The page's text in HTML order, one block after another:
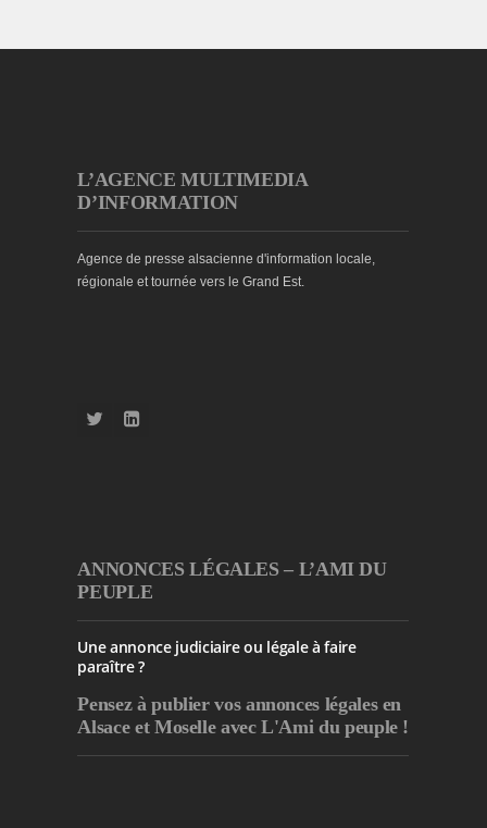
L’AGENCE MULTIMEDIA
D’INFORMATION
Agence de presse alsacienne d'information locale,
régionale et tournée vers le Grand Est.
ANNONCES LÉGALES – L’AMI DU
PEUPLE
Une annonce judiciaire ou légale à faire
paraître ?
Pensez à publiervos annonces légales en
Alsace et Moselle avec L'Ami du peuple !